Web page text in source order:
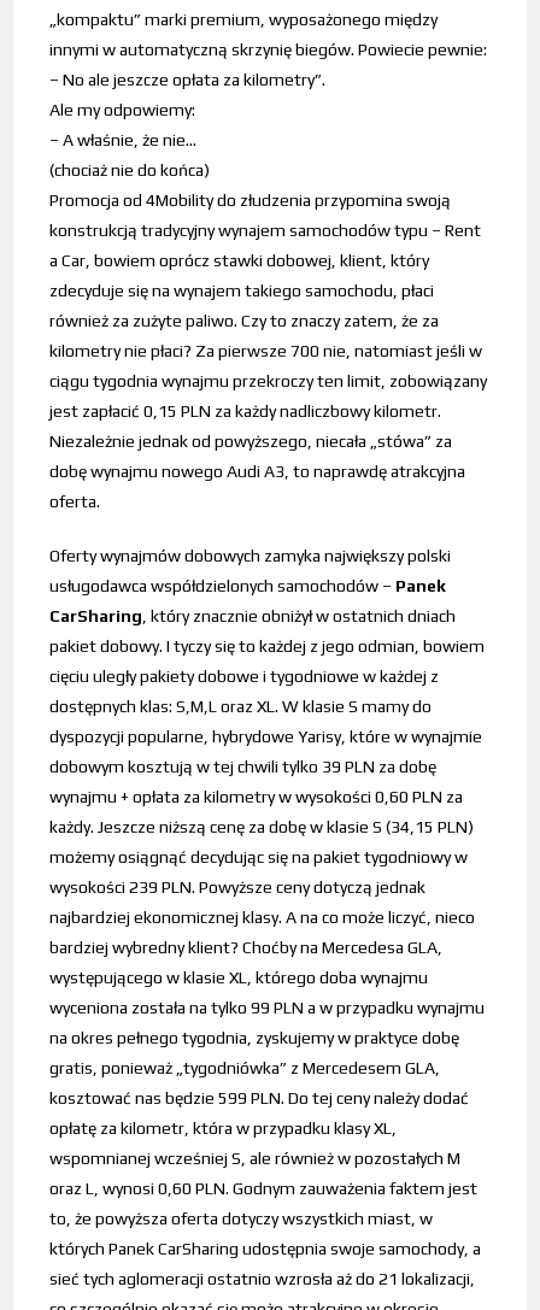
„kompaktu” marki premium, wyposażonego między
innymi w automatyczną skrzynię biegów. Powiecie pewnie:
– No ale jeszcze opłata za kilometry”.
Ale my odpowiemy:
– A właśnie, że nie…
(chociaż nie do końca)
Promocja od 4Mobility do złudzenia przypomina swoją
konstrukcją tradycyjny wynajem samochodów typu – Rent
a Car, bowiem oprócz stawki dobowej, klient, który
zdecyduje się na wynajem takiego samochodu, płaci
również za zużyte paliwo. Czy to znaczy zatem, że za
kilometry nie płaci? Za pierwsze 700 nie, natomiast jeśli w
ciągu tygodnia wynajmu przekroczy ten limit, zobowiązany
jest zapłacić 0,15 PLN za każdy nadliczbowy kilometr.
Niezależnie jednak od powyższego, niecała „stówa” za
dobę wynajmu nowego Audi A3, to naprawdę atrakcyjna
oferta.
Oferty wynajmów dobowych zamyka największy polski
usługodawca współdzielonych samochodów – Panek
CarSharing , który znacznie obniżył w ostatnich dniach
pakiet dobowy. I tyczy się to każdej z jego odmian, bowiem
cięciu uległy pakiety dobowe i tygodniowe w każdej z
dostępnych klas: S,M,L oraz XL. W klasie S mamy do
dyspozycji popularne, hybrydowe Yarisy, które w wynajmie
dobowym kosztują w tej chwili tylko 39 PLN za dobę
wynajmu + opłata za kilometry w wysokości 0,60 PLN za
każdy. Jeszcze niższą cenę za dobę w klasie S (34,15 PLN)
możemy osiągnąć decydując się na pakiet tygodniowy w
wysokości 239 PLN. Powyższe ceny dotyczą jednak
najbardziej ekonomicznej klasy. A na co może liczyć, nieco
bardziej wybredny klient? Choćby na Mercedesa GLA,
występującego w klasie XL, którego doba wynajmu
wyceniona została na tylko 99 PLN a w przypadku wynajmu
na okres pełnego tygodnia, zyskujemy w praktyce dobę
gratis, ponieważ „tygodniówka” z Mercedesem GLA,
kosztować nas będzie 599 PLN. Do tej ceny należy dodać
opłatę za kilometr, która w przypadku klasy XL,
wspomnianej wcześniej S, ale również w pozostałych M
oraz L, wynosi 0,60 PLN. Godnym zauważenia faktem jest
to, że powyższa oferta dotyczy wszystkich miast, w
których Panek CarSharing udostępnia swoje samochody, a
sieć tych aglomeracji ostatnio wzrosła aż do 21 lokalizacji,